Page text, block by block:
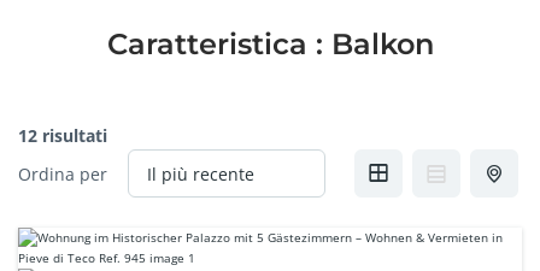
Caratteristica : Balkon
12 risultati
Ordina per